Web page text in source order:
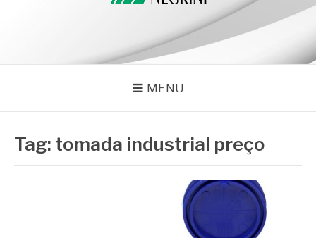
MENU
Tag: tomada industrial preço